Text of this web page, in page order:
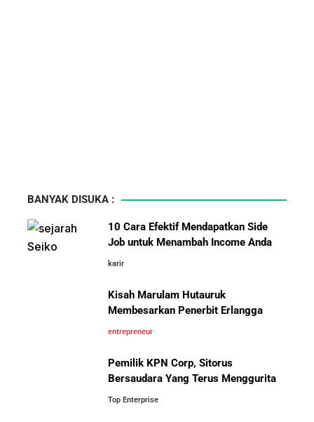
BANYAK DISUKA :
10 Cara Efektif Mendapatkan Side
Job untuk Menambah Income Anda
karir
Kisah Marulam Hutauruk
Membesarkan Penerbit Erlangga
entrepreneur
Pemilik KPN Corp, Sitorus
Bersaudara Yang Terus Menggurita
Top Enterprise